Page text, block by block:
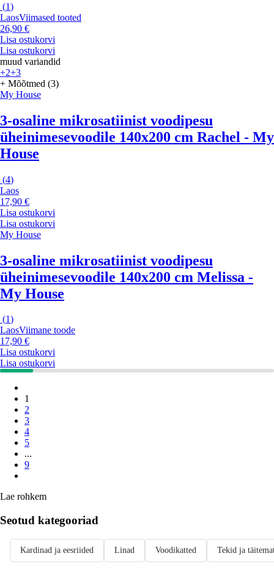
(1)
LaosViimased tooted
26,90 €
Lisa ostukorvi
Lisa ostukorvi
muud variandid
+2+3
+ Mõõtmed (3)
My House
3-osaline mikrosatiinist voodipesu
üheinimesevoodile 140x200 cm Rachel - My
House
(4)
Laos
17,90 €
Lisa ostukorvi
Lisa ostukorvi
My House
3-osaline mikrosatiinist voodipesu
üheinimesevoodile 140x200 cm Melissa -
My House
(1)
LaosViimane toode
17,90 €
Lisa ostukorvi
Lisa ostukorvi
1
2
3
4
5
...
9
Lae rohkem
Seotud kategooriad
Kardinad ja eesriided Linad Voodikatted Tekid ja